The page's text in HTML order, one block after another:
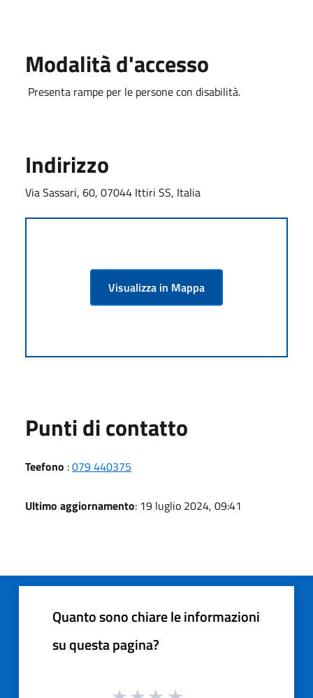
Modalità d'accesso
Presenta rampe per le persone con disabilità.
Indirizzo
Via Sassari, 60, 07044 Ittiri SS, Italia
Visualizza in Mappa
Punti di contatto
Teefono :079 440375
Ultimo aggiornamento: 19 luglio 2024, 09:41
Quanto sono chiare le informazioni
su questa pagina?